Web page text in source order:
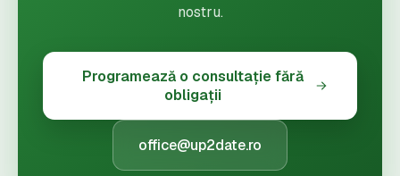
nostru.
Programează o consultație fără
obligații
office@up2date.ro